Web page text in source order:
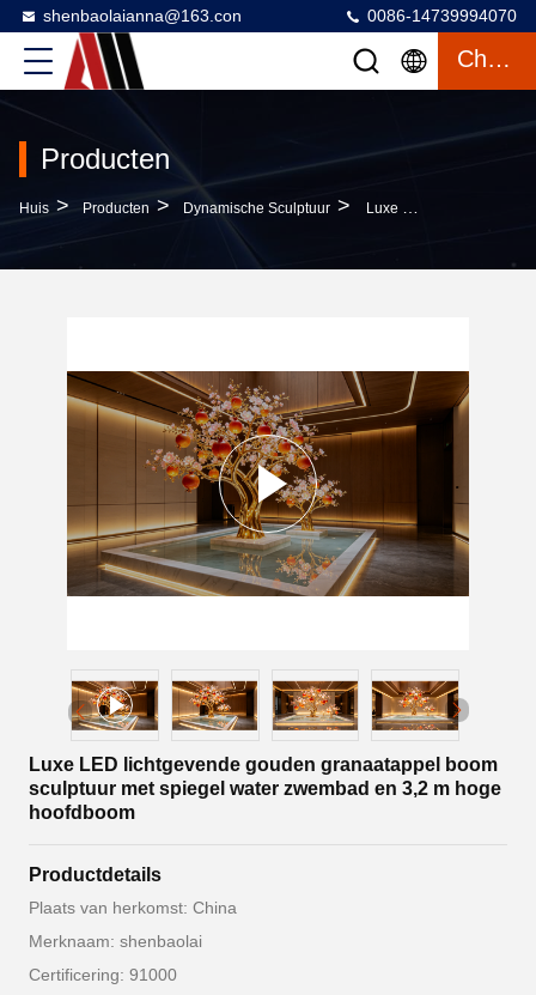
shenbaolaianna@163.con 0086-14739994070
Chatten
Producten
Huis > Producten > Dynamische Sculptuur > Luxe LED Lichtgevende Gouden Granaatappel Boom Sculptuur Met Spiegel Water Zwembad En 3,2 M Hoge Hoofdboom
Luxe LED lichtgevende gouden granaatappel boom
sculptuur met spiegel water zwembad en 3,2 m hoge
hoofdboom
Productdetails
Plaats van herkomst: China
Merknaam: shenbaolai
Certificering: 91000